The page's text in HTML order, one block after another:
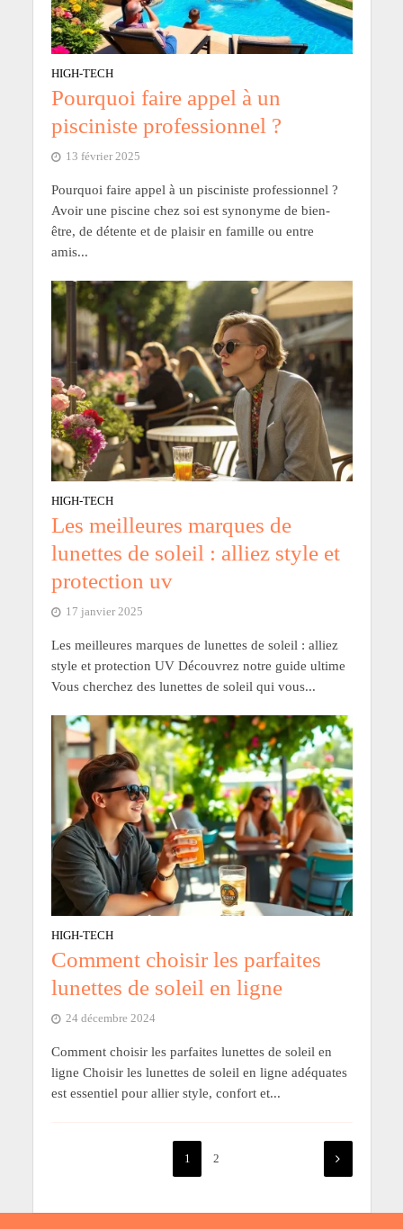
HIGH-TECH
Pourquoi faire appel à un
pisciniste professionnel ?
13 février 2025
Pourquoi faire appel à un pisciniste professionnel ?
Avoir une piscine chez soi est synonyme de bien-
être, de détente et de plaisir en famille ou entre
amis...
HIGH-TECH
Les meilleures marques de
lunettes de soleil : alliez style et
protection uv
17 janvier 2025
Les meilleures marques de lunettes de soleil : alliez
style et protection UV Découvrez notre guide ultime
Vous cherchez des lunettes de soleil qui vous...
HIGH-TECH
Comment choisir les parfaites
lunettes de soleil en ligne
24 décembre 2024
Comment choisir les parfaites lunettes de soleil en
ligne Choisir les lunettes de soleil en ligne adéquates
est essentiel pour allier style, confort et...
1 2